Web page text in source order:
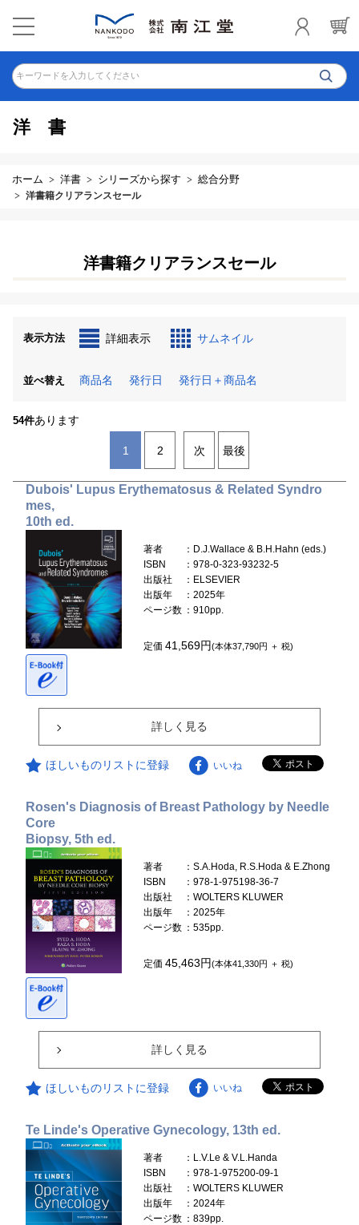
キーワードを入力してください
洋書
ホーム 洋書 シリーズから探す 総合分野
洋書籍クリアランスセール
洋書籍クリアランスセール
表示方法 詳細表示 サムネイル
並べ替え 商品名 発行日 発行日＋商品名
54件あります
1 2 次 最後
Dubois' Lupus Erythematosus & Related Syndro
mes,
10th ed.
著者
：D.J.Wallace & B.H.Hahn (eds.)
ISBN
：978-0-323-93232-5
出版社
：ELSEVIER
出版年
：2025年
ページ数 ：910pp.
定価41,569円(本体37,790円 ＋ 税)
詳しく見る
ほしいものリストに登録 いいね
Rosen's Diagnosis of Breast Pathology by Needle
Core
Biopsy, 5th ed.
著者
：S.A.Hoda, R.S.Hoda & E.Zhong
ISBN
：978-1-975198-36-7
出版社
：WOLTERS KLUWER
出版年
：2025年
ページ数 ：535pp.
定価45,463円(本体41,330円 ＋ 税)
詳しく見る
ほしいものリストに登録 いいね
Te Linde's Operative Gynecology, 13th ed.
著者
：L.V.Le & V.L.Handa
ISBN
：978-1-975200-09-1
出版社
：WOLTERS KLUWER
出版年
：2024年
ページ数 ：839pp.